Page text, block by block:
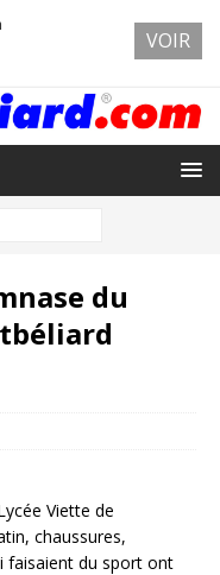
du
Viette de
chaussures,
faisaient du sport ont
VOIR